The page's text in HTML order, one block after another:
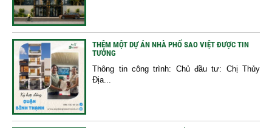
THÊM MỘT DỰ ÁN NHÀ PHỐ SAO VIỆT ĐƯỢC TIN
TƯỞNG
Thông tin công trình: Chủ đầu tư: Chị Thủy
Địa...